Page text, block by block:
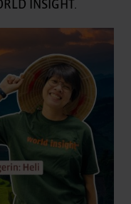
INSIGHT.